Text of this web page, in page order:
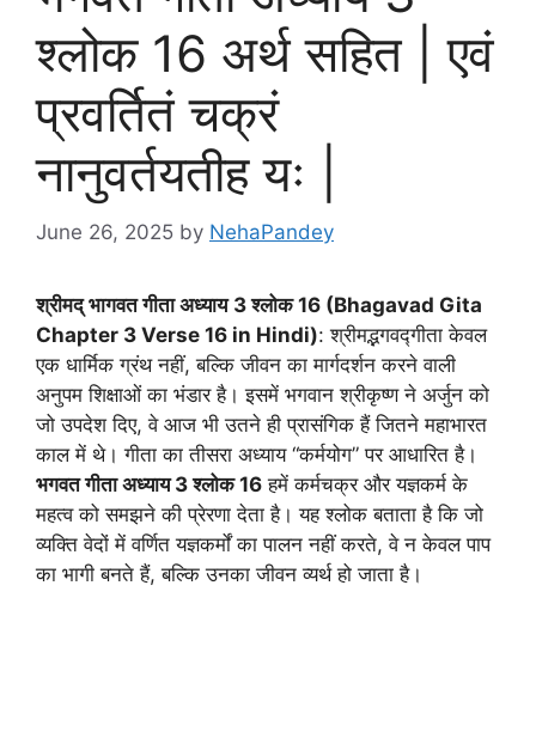
श्लोक 16 अर्थ सहित | एवं
प्रवर्तितं चक्रं
नानुवर्तयतीह यः |
June 26, 2025 by NehaPandey
श्रीमद् भागवत गीता अध्याय 3 श्लोक 16 (Bhagavad Gita
Chapter 3 Verse 16 in Hindi): श्रीमद्भगवद्गीता केवल
एक धार्मिक ग्रंथ नहीं, बल्कि जीवन का मार्गदर्शन करने वाली
अनुपम शिक्षाओं का भंडार है। इसमें भगवान श्रीकृष्ण ने अर्जुन को
जो उपदेश दिए, वे आज भी उतने ही प्रासंगिक हैं जितने महाभारत
काल में थे। गीता का तीसरा अध्याय “कर्मयोग” पर आधारित है।
भगवत गीता अध्याय 3 श्लोक 16 हमें कर्मचक्र और यज्ञकर्म के
महत्व को समझने की प्रेरणा देता है। यह श्लोक बताता है कि जो
व्यक्ति वेदों में वर्णित यज्ञकर्मों का पालन नहीं करते, वे न केवल पाप
का भागी बनते हैं, बल्कि उनका जीवन व्यर्थ हो जाता है।